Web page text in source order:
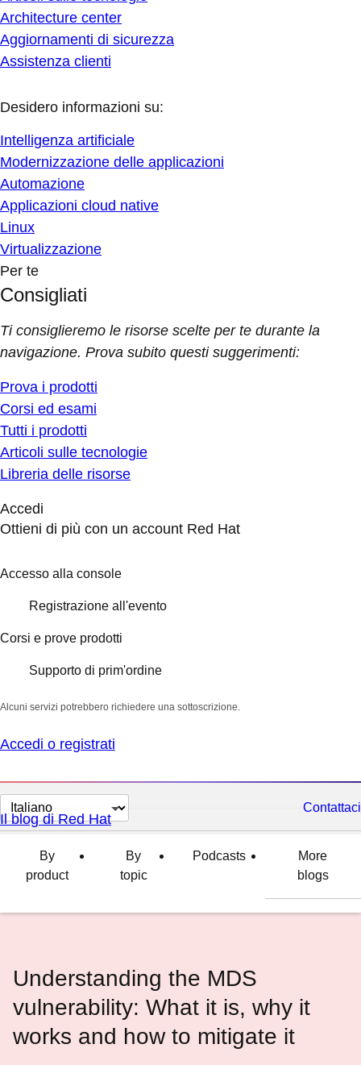
Architecture center
Aggiornamenti di sicurezza
Assistenza clienti
Desidero informazioni su:
Intelligenza artificiale
Modernizzazione delle applicazioni
Automazione
Applicazioni cloud native
Linux
Virtualizzazione
Per te
Consigliati
Ti consiglieremo le risorse scelte per te durante la
navigazione. Prova subito questi suggerimenti:
Prova i prodotti
Corsi ed esami
Tutti i prodotti
Articoli sulle tecnologie
Libreria delle risorse
Accedi
Ottieni di più con un account Red Hat
Accesso alla console
Registrazione all'evento
Corsi e prove prodotti
Supporto di prim'ordine
Alcuni servizi potrebbero richiedere una sottoscrizione.
Accedi o registrati
Cambia
lingua
Contattaci
Il blog di Red Hat
By
product
By
topic
Podcasts
More
blogs
Understanding the MDS
vulnerability: What it is, why it
works and how to mitigate it